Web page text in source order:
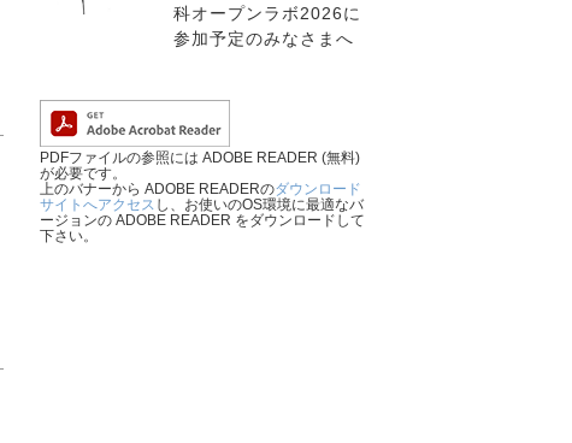
科オープンラボ2026に
参加予定のみなさまへ
PDFファイルの参照には ADOBE READER (無料)
が必要です。
上のバナーから ADOBE READERのダウンロード
サイトへアクセス し、お使いのOS環境に最適なバ
ージョンの ADOBE READER をダウンロードして
下さい。